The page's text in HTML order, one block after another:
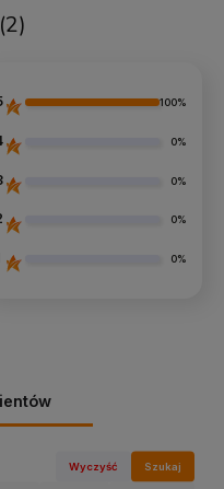
(2)
100%
0%
0%
0%
0%
Wyczyść Szukaj